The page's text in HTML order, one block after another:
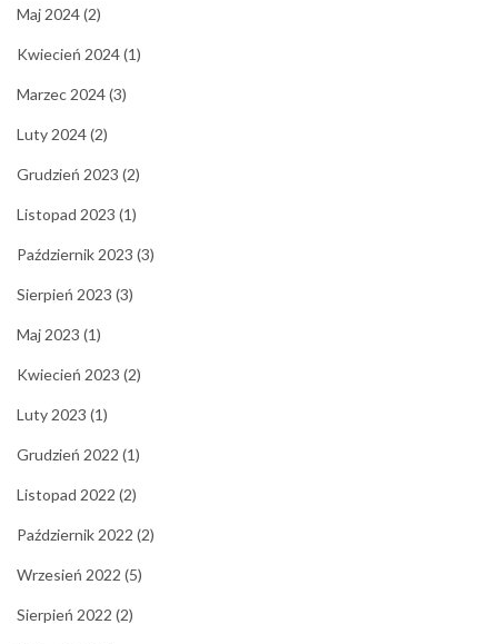
Maj 2024(2)
Kwiecień 2024(1)
Marzec 2024(3)
Luty 2024(2)
Grudzień 2023 (2)
Listopad 2023 (1)
Październik 2023 (3)
Sierpień 2023 (3)
Maj 2023 (1)
Kwiecień 2023 (2)
Luty 2023 (1)
Grudzień 2022 (1)
Listopad 2022 (2)
Październik 2022 (2)
Wrzesień 2022 (5)
Sierpień 2022 (2)